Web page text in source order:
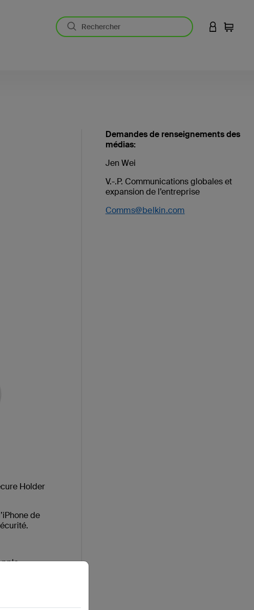
Panier
Holder
de
protègent
Demandes de renseignements des
médias:
Jen Wei
V.-.P. Communications globales et
expansion de l’entreprise
Comms@belkin.com